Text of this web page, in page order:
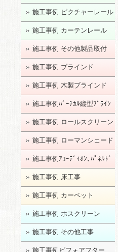
施工事例 ピクチャーレール
施工事例 カーテンレール
施工事例 その他製品取付
施工事例 ブラインド
施工事例 木製ブラインド
施工事例ﾊﾞｰﾁｶﾙ縦型ﾌﾞﾗｲﾝ
ﾄﾞ 施工事例 ロールスクリーン
施工事例 ローマンシェード
施工事例ｱｺｰﾃﾞｨｵﾝ､ﾊﾟﾈﾙﾄﾞ
施工事例 床工事
施工事例 カーペット
施工事例 ホスクリーン
施工事例 その他工事
施工事例ビフォアフター